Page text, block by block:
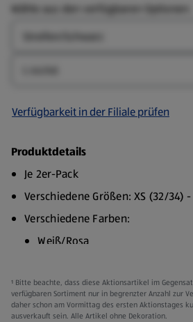
Wähle aus den verfügbaren Optionen:
Verfügbarkeit in der Filiale prüfen
Produktdetails
Je 2er-Pack
Verschiedene Größen: XS (32/34)
Verschiedene Farben:
Weiß/Rosa
Gestreift/Schwarz
100 % Baumwolle
¹ Bitte beachte, dass diese Aktionsartikel im
verfügbaren Sortiment nur in begrenzter Anzahl zur
daher schon am Vormittag des ersten Aktionstages
ausverkauft sein. Alle Artikel ohne Dekoration.